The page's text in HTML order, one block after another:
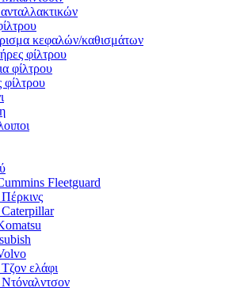
κεφαλών/καθισμάτων
φίλτρου
φίλτρου
φίλτρου
Fleetguard
Caterpillar
ελάφι
Ντόναλντσον